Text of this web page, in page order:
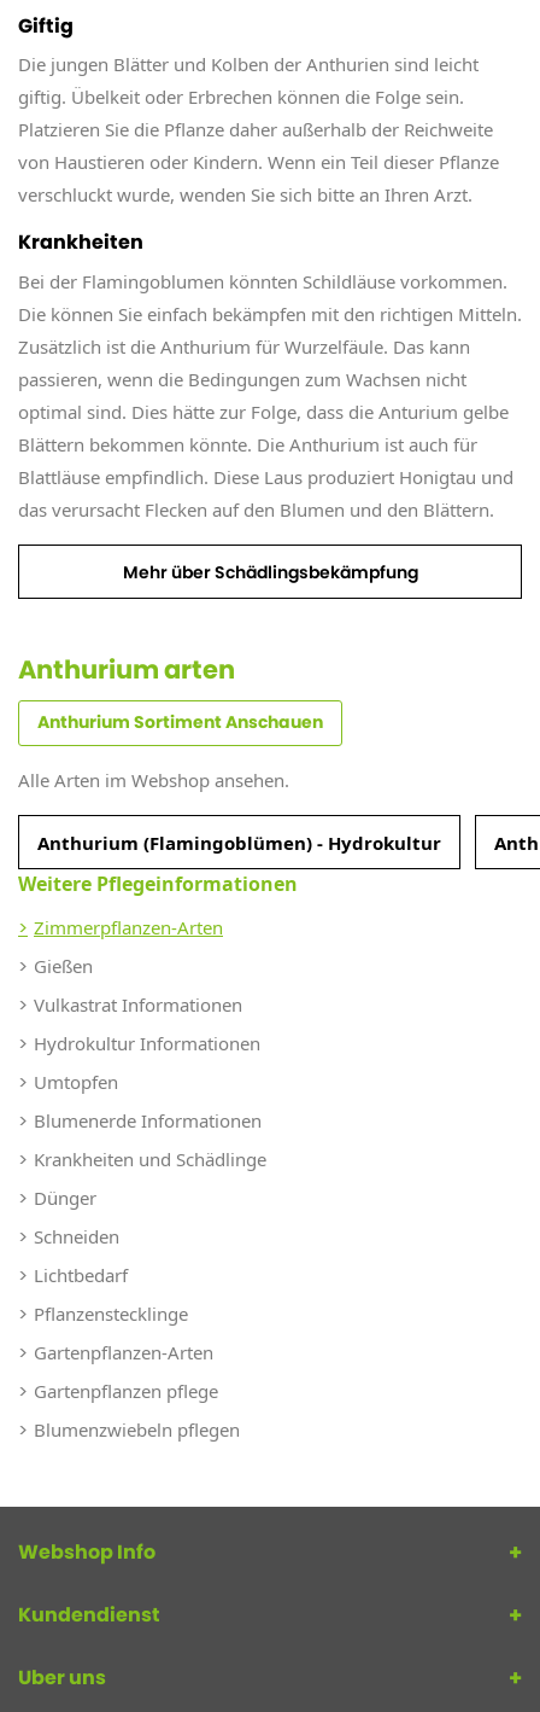
Giftig
Die jungen Blätter und Kolben der Anthurien sind leicht
giftig. Übelkeit oder Erbrechen können die Folge sein.
Platzieren Sie die Pflanze daher außerhalb der Reichweite
von Haustieren oder Kindern. Wenn ein Teil dieser Pflanze
verschluckt wurde, wenden Sie sich bitte an Ihren Arzt.
Krankheiten
Bei der Flamingoblumen könnten Schildläuse vorkommen.
Die können Sie einfach bekämpfen mit den richtigen Mitteln.
Zusätzlich ist die Anthurium für Wurzelfäule. Das kann
passieren, wenn die Bedingungen zum Wachsen nicht
optimal sind. Dies hätte zur Folge, dass die Anturium gelbe
Blättern bekommen könnte. Die Anthurium ist auch für
Blattläuse empfindlich. Diese Laus produziert Honigtau und
das verursacht Flecken auf den Blumen und den Blättern.
Mehr über Schädlingsbekämpfung
Anthurium arten
Anthurium Sortiment Anschauen
Alle Arten im Webshop ansehen.
Anthurium (Flamingoblümen) - Hydrokultur
Weitere Pflegeinformationen
Zimmerpflanzen-Arten
Gießen
Vulkastrat Informationen
Hydrokultur Informationen
Umtopfen
Blumenerde Informationen
Krankheiten und Schädlinge
Dünger
Schneiden
Lichtbedarf
Pflanzenstecklinge
Gartenpflanzen-Arten
Gartenpflanzen pflege
Blumenzwiebeln pflegen
Webshop Info
Kundendienst
Uber uns